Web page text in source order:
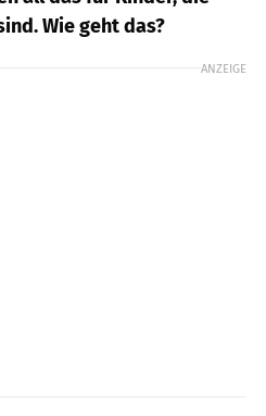
Wie geht das?
ANZEIGE